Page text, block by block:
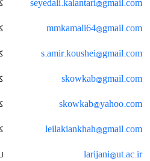
mmkamali64@gmail.com
s.amir.koushei@gmail.com
skowkab@gmail.com
skowkab@yahoo.com
leilakiankhah@gmail.com
larijani@ut.ac.ir